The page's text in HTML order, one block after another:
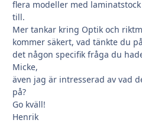
flera modeller med
till.
Mer tankar kring Optik och
kommer säkert, vad tänkte du
det någon specifik fråga du
Micke,
även jag är intresserad av vad
på?
Go kväll!
Henrik